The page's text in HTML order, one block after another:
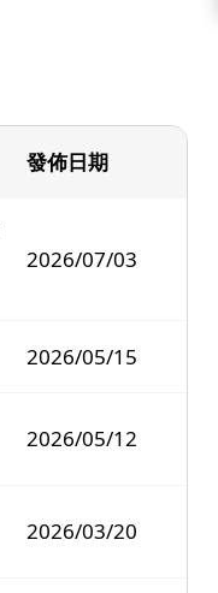
發佈日期
2026/07/03
2026/05/15
2026/05/12
2026/03/20